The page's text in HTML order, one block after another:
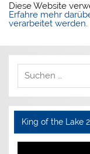
Diese Website
Erfahre mehr
verarbeitet werden.
King of the Lake
Video-